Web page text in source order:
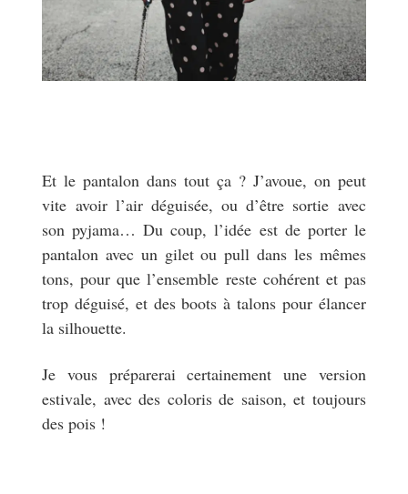
Et le pantalon dans tout ça ? J’avoue, on peut
vite avoir l’air déguisée, ou d’être sortie avec
son pyjama… Du coup, l’idée est de porter le
pantalon avec un gilet ou pull dans les mêmes
tons, pour que l’ensemble reste cohérent et pas
trop déguisé, et des boots à talons pour élancer
la silhouette.
Je vous préparerai certainement une version
estivale, avec des coloris de saison, et toujours
des pois !